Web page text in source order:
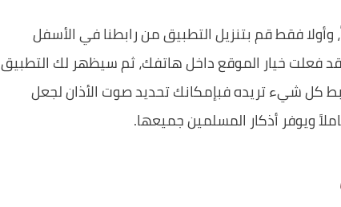
فقط قم بتنزيل التطبيق من رابطنا في الأسفل
فعلت خيار الموقع داخل هاتفك، ثم سيظهر لك التطبيق
كل شيء تريده فبإمكانك تحديد صوت الأذان لجعل
ويوفر أذكار المسلمين جميعها.